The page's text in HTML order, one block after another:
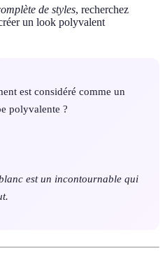
de styles, recherchez
un look polyvalent
est considéré comme un
polyvalente ?
est un incontournable qui